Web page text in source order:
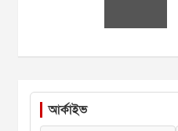
আর্কাইভ